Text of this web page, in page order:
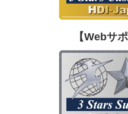
【Webサ